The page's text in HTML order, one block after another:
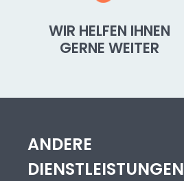
WIR HELFEN IHNEN
GERNE WEITER
ANDERE
DIENSTLEISTUNGEN